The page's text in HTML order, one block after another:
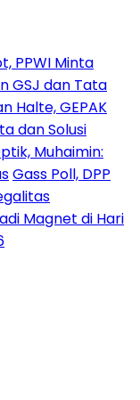
PPWI Minta
GSJ dan Tata
Halte, GEPAK
dan Solusi
Muhaimin:
Gass Poll, DPP
Magnet di Hari